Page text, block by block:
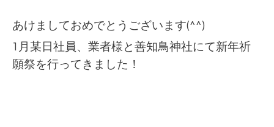
あけましておめでとうございます(^^)
1月某日社員、業者様と善知鳥神社にて新年祈
願祭を行ってきました！